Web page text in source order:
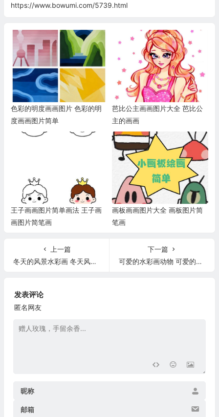
https://www.bowumi.com/5739.html
色彩的明度画画图片 色彩的明
度画画图片简单
芭比公主画画图片大全 芭比公
主的画画
王子画画图片简单画法 王子画
画图片简笔画
画板画画图片大全 画板图片简
笔画
上一篇
冬天的风景水彩画 冬天风景水彩画简单
下一篇
可爱的水彩画动物 可爱的水彩画动物怎么画
发表评论
匿名网友
昵称
邮箱